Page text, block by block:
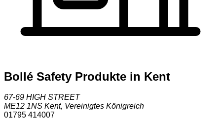
Bollé Safety Produkte in Kent
67-69 HIGH STREET
ME12 1NS Kent, Vereinigtes Königreich
01795 414007